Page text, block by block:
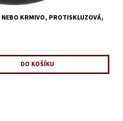
NEBO KRMIVO, PROTISKLUZOVÁ,